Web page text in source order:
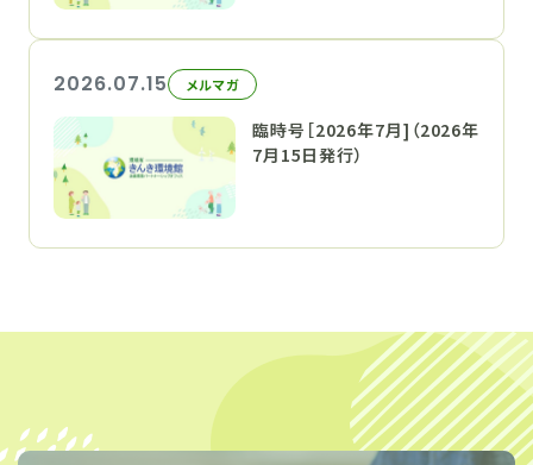
2026.07.15 メルマガ
臨時号［2026年7月]（2026年
7月15日発行）